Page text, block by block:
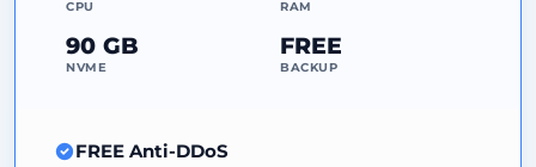
CPU RAM
90 GB
NVME
FREE
BACKUP
FREE Anti-DDoS